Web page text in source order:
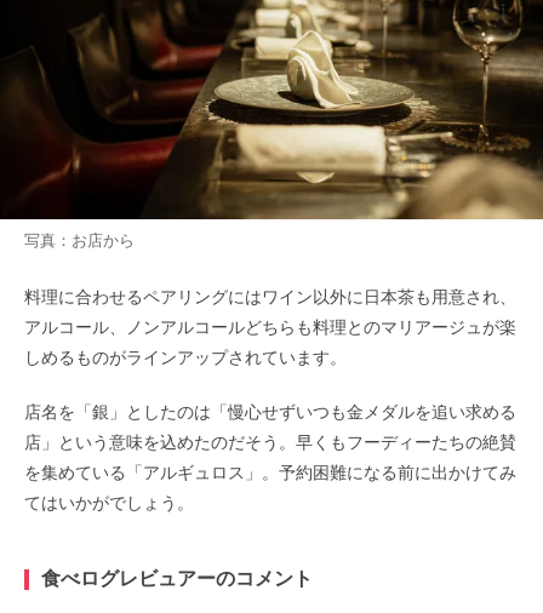
写真：お店から
料理に合わせるペアリングにはワイン以外に日本茶も用意され、
アルコール、ノンアルコールどちらも料理とのマリアージュが楽
しめるものがラインアップされています。
店名を「銀」としたのは「慢心せずいつも金メダルを追い求める
店」という意味を込めたのだそう。早くもフーディーたちの絶賛
を集めている「アルギュロス」。予約困難になる前に出かけてみ
てはいかがでしょう。
食べログレビュアーのコメント